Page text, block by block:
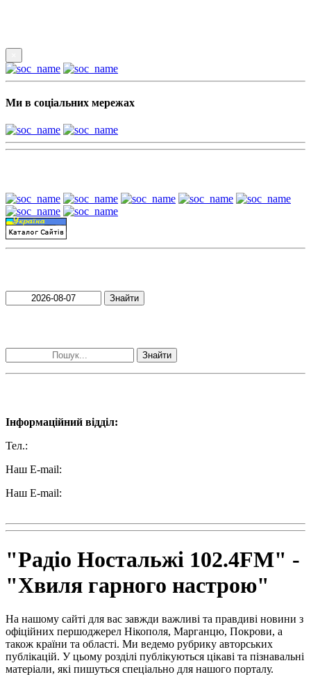
Ми в соціальних мережах
Знайти
Знайти
Інформаційний відділ:
Тел.:
Наш E-mail:
Наш E-mail:
"Радіо Ностальжі 102.4FM" -
"Хвиля гарного настрою"
На нашому сайті для вас завжди важливі та правдиві новини з
офіційних першоджерел Нікополя, Марганцю, Покрови, а
також країни та області. Ми ведемо рубрику авторських
публікацій. У цьому розділі публікуються цікаві та пізнавальні
матеріали, які пишуться спеціально для нашого порталу.